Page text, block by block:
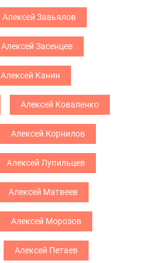
Алексей Завьялов
Алексей Засенцев
Алексей Канин
Алексей Коваленко
Алексей Корнилов
Алексей Лупильцев
Алексей Матвеев
Алексей Морозов
Алексей Петаев